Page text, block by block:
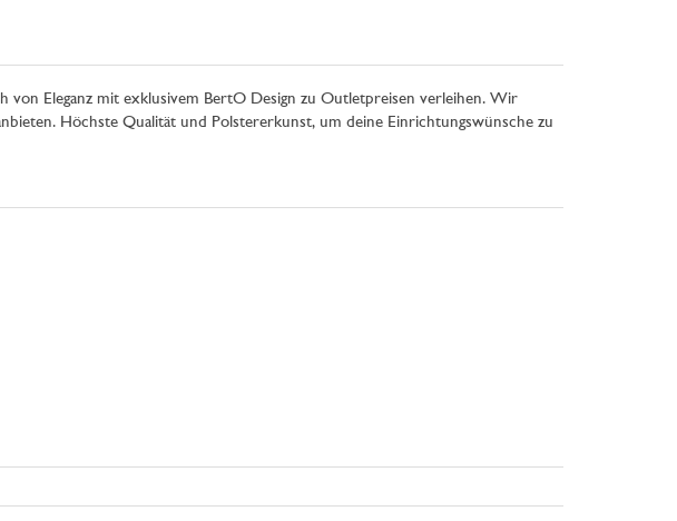
von Eleganz mit exklusivem BertO Design zu Outletpreisen verleihen. Wir
Höchste Qualität und Polstererkunst, um deine Einrichtungswünsche zu